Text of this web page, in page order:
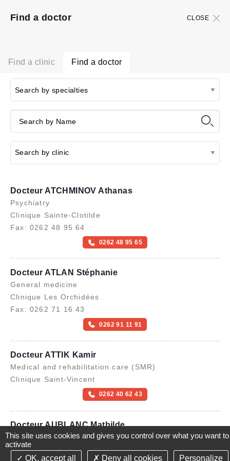
CLOSE
Find a doctor
Find a clinic Find a doctor
Docteur ATCHMINOV Athanas
Psychiatry
Clinique Sainte-Clotilde
Fax: 0262 48 95 64
0262 48 95 65
Docteur ATLAN Stéphanie
General medicine
Clinique Les Orchidées
Fax: 0262 71 16 43
0262 91 11 91
Docteur ATTIK Kamir
Medical and rehabilitation care (SMR)
Clinique Saint-Vincent
0262 40 62 43
Docteur AUBLANC Mathilde
Obstetric gynecology
Clinique Les Orchidées
This site uses cookies and gives you control over what you want to
activate
OK, accept all
Deny all cookies Personalize